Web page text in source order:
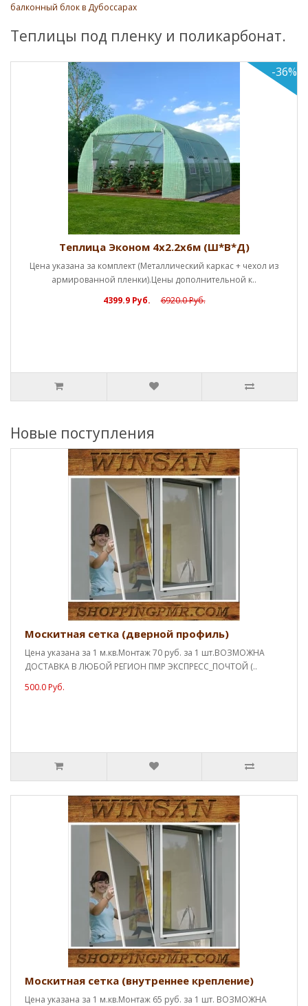
балконный блок в Дубоссарах
Теплицы под пленку и поликарбонат.
Теплица Эконом 4х2.2х6м (Ш*В*Д)
Цена указана за комплект (Металлический каркас + чехол из
армированной пленки).Цены дополнительной к..
4399.9 Руб.
6920.0 Руб.
-36%
Новые поступления
Москитная сетка (дверной профиль)
Цена указана за 1 м.кв.Монтаж 70 руб. за 1 шт.ВОЗМОЖНА
ДОСТАВКА В ЛЮБОЙ РЕГИОН ПМР ЭКСПРЕСС_ПОЧТОЙ (..
500.0 Руб.
Москитная сетка (внутреннее крепление)
Цена указана за 1 м.кв.Монтаж 65 руб. за 1 шт. ВОЗМОЖНА